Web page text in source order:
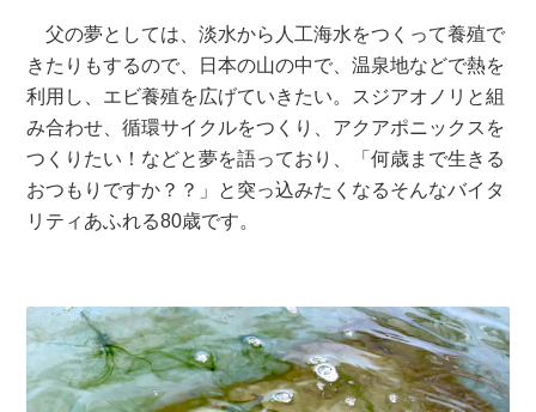
父の夢としては、淡水から人工海水をつくって養殖で
きたりもするので、日本の山の中で、温泉地などで熱を
利用し、エビ養殖を広げていきたい。スジアオノリと組
み合わせ、循環サイクルをつくり、アクアポニックスを
つくりたい！などと夢を語っており、「何歳まで生きる
おつもりですか？？」と突っ込みたくなるそんなバイタ
リティあふれる80歳です。